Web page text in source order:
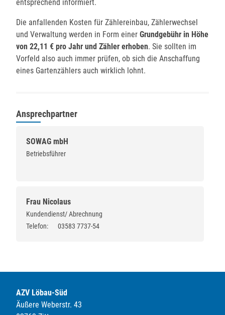
entsprechend informiert.
Die anfallenden Kosten für Zählereinbau, Zählerwechsel
und Verwaltung werden in Form einerGrundgebühr in Höhe
von 22,11 € pro Jahr und Zähler erhoben. Sie sollten im
Vorfeld also auch immer prüfen, ob sich die Anschaffung
eines Gartenzählers auch wirklich lohnt.
Ansprechpartner
SOWAG mbH
Betriebsführer
Frau Nicolaus
Kundendienst/ Abrechnung
Telefon:
03583 7737-54
AZV Löbau-Süd
Äußere Weberstr. 43